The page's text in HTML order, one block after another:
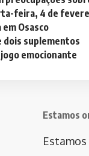
feira, 4 de
Osasco
dois suplementos
jogo emocionante
Estamos